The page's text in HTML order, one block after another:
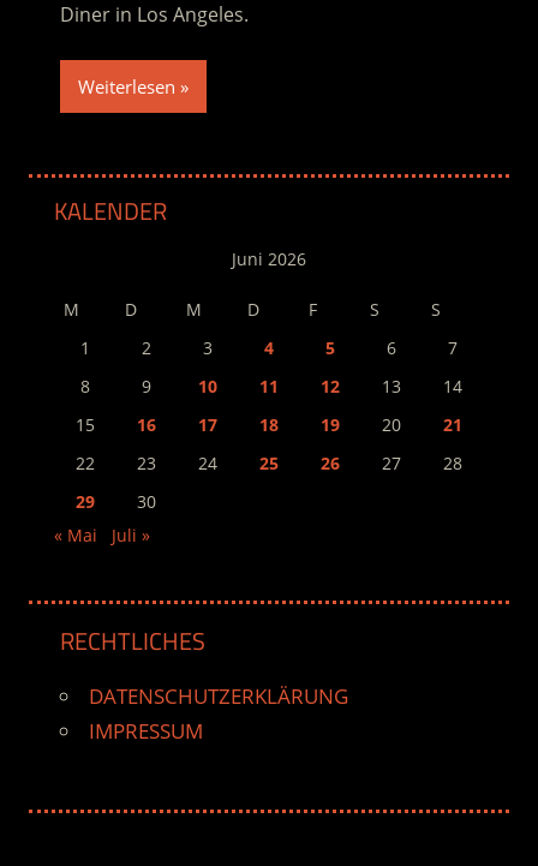
Diner in Los Angeles.
Weiterlesen
KALENDER
Juni 2026
M D M D F S
S
1
2 3 4 5 6
7
8
9 10 11 12 13
14
15
16 17 18 19 20
21
22
23 24 25 26 27
28
29
30
« Mai
Juli »
RECHTLICHES
DATENSCHUTZERKLÄRUNG
IMPRESSUM